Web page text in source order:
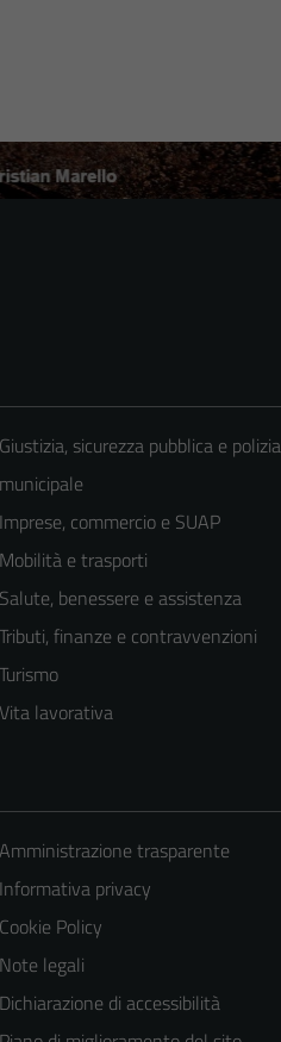
Giustizia, sicurezza pubblica e polizia
municipale
Imprese, commercio e SUAP
Mobilità e trasporti
Salute, benessere e assistenza
Tributi, finanze e contravvenzioni
Turismo
Vita lavorativa
Amministrazione trasparente
Informativa privacy
Cookie Policy
Note legali
Dichiarazione di accessibilità
Tecnici
Questi cookie
sono necessari
per il